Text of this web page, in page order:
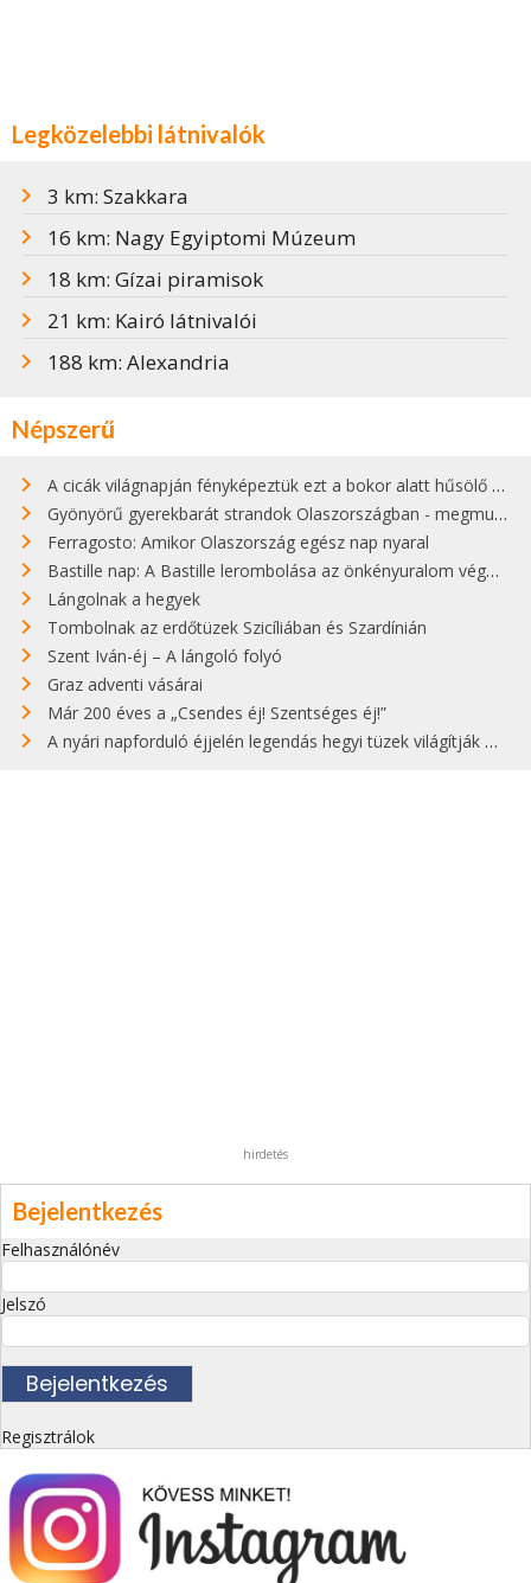
Legközelebbi látnivalók
3 km: Szakkara
16 km: Nagy Egyiptomi Múzeum
18 km: Gízai piramisok
21 km: Kairó látnivalói
188 km: Alexandria
Népszerű
A cicák világnapján fényképeztük ezt a bokor alatt hűsölő cicát Kisorosziban
Gyönyörű gyerekbarát strandok Olaszországban - megmutatjuk a 15 legjobbat
Ferragosto: Amikor Olaszország egész nap nyaral
Bastille nap: A Bastille lerombolása az önkényuralom végét jelentette
Lángolnak a hegyek
Tombolnak az erdőtüzek Szicíliában és Szardínián
Szent Iván-éj – A lángoló folyó
Graz adventi vásárai
Már 200 éves a „Csendes éj! Szentséges éj!”
A nyári napforduló éjjelén legendás hegyi tüzek világítják meg Zugspitzét
hirdetés
Bejelentkezés
Felhasználónév
Jelszó
Regisztrálok